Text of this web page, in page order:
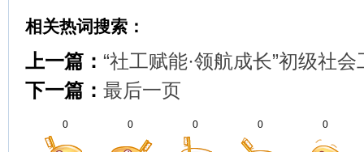
相关热词搜索：
上一篇： “社工赋能·领航成长”初级社
下一篇： 最后一页
0 0 0 0 0